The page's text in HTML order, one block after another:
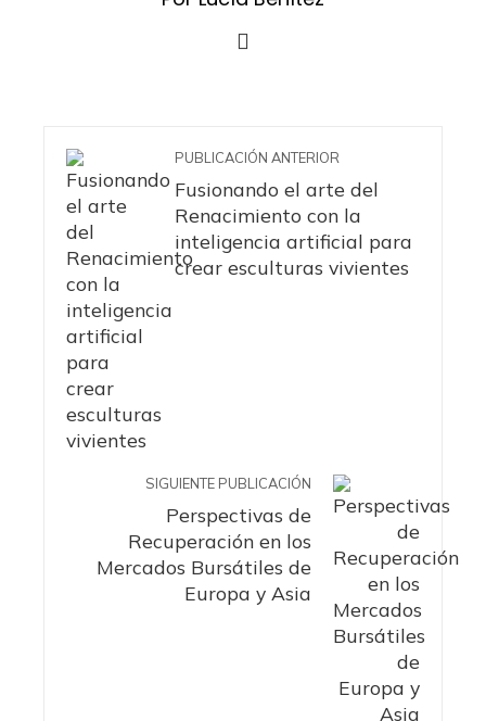
PUBLICACIÓN ANTERIOR
Fusionando el arte del
Renacimiento con la
inteligencia artificial para
crear esculturas vivientes
SIGUIENTE PUBLICACIÓN
Perspectivas de
Recuperación en los
Mercados Bursátiles de
Europa y Asia